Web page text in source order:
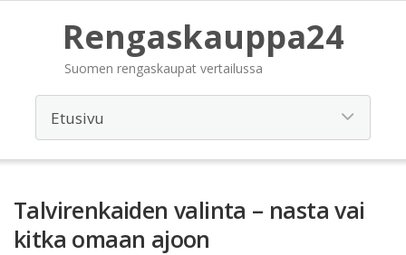
Rengaskauppa24
Suomen rengaskaupat vertailussa
Talvirenkaiden valinta – nasta vai
kitka omaan ajoon